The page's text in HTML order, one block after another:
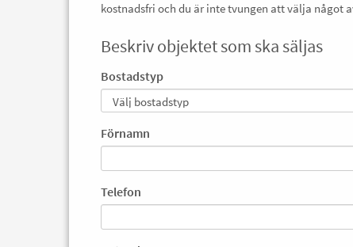
kostnadsfri och du är inte tvungen att välja något
Beskriv objektet som ska säljas
Bostadstyp
Förnamn
Telefon